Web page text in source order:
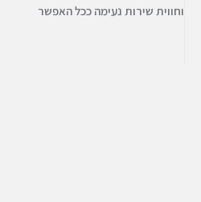
וחווית שירות נעימה ככל האפשר